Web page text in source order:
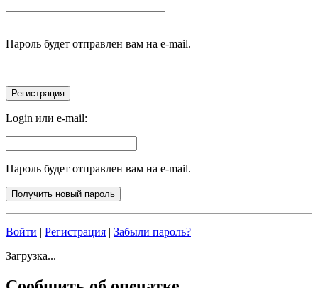
Пароль будет отправлен вам на e-mail.
Login или e-mail:
Пароль будет отправлен вам на e-mail.
Войти | Регистрация | Забыли пароль?
Загрузка...